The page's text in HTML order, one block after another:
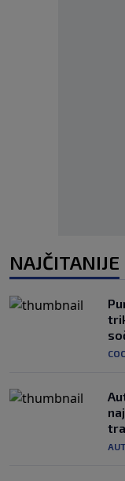
NAJČITANIJE